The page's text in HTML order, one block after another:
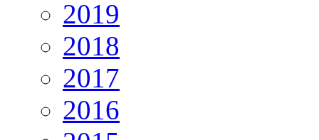
2019
2018
2017
2016